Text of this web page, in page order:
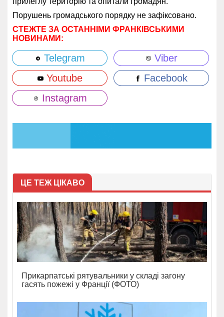
Порушень громадського порядку не зафіксовано.
СТЕЖТЕ ЗА ОСТАННІМИ ФРАНКІВСЬКИМИ
НОВИНАМИ:
Telegram
Viber
Youtube
Facebook
Instagram
ЦЕ ТЕЖ ЦІКАВО
Прикарпатські рятувальники у складі загону
гасять пожежі у Франції (ФОТО)